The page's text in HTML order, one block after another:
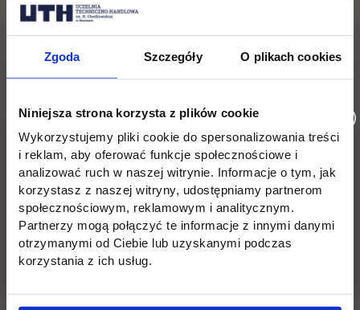
Zgoda Szczegóły O plikach cookies
Niniejsza strona korzysta z plików cookie
Wykorzystujemy pliki cookie do spersonalizowania treści
i reklam, aby oferować funkcje społecznościowe i
analizować ruch w naszej witrynie. Informacje o tym, jak
korzystasz z naszej witryny, udostępniamy partnerom
społecznościowym, reklamowym i analitycznym.
Partnerzy mogą połączyć te informacje z innymi danymi
otrzymanymi od Ciebie lub uzyskanymi podczas
korzystania z ich usług.